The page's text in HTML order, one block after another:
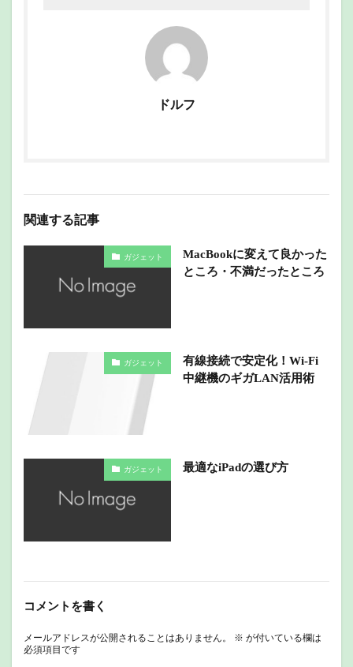
ドルフ
関連する記事
ガジェット
MacBookに変えて良かった
ところ・不満だったところ
ガジェット
有線接続で安定化！Wi-Fi
中継機のギガLAN活用術
ガジェット 最適なiPadの選び方
コメントを書く
メールアドレスが公開されることはありません。 ※ が付いている欄は
必須項目です